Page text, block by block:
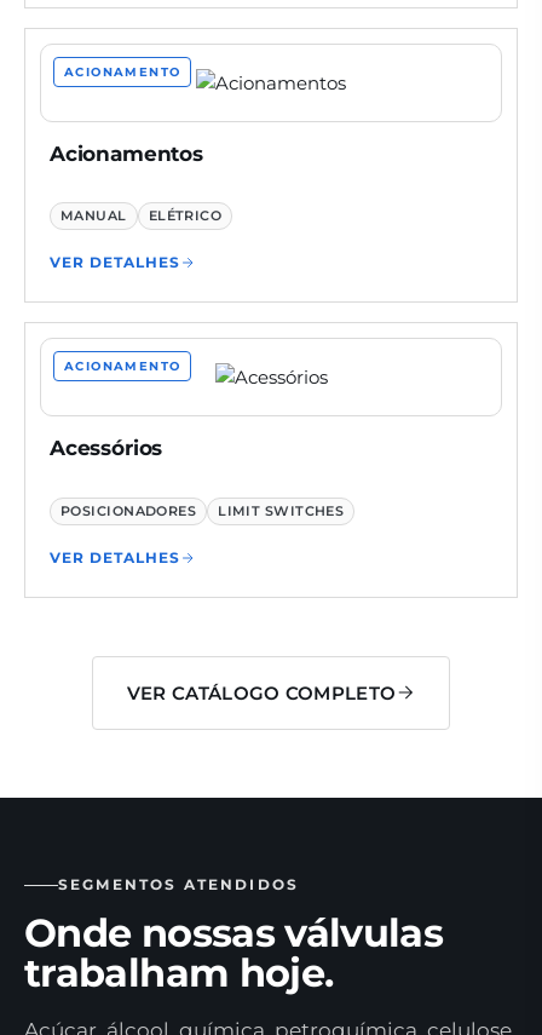
ACIONAMENTO
Acionamentos
MANUAL ELÉTRICO
VER DETALHES
ACIONAMENTO
Acessórios
POSICIONADORES LIMIT SWITCHES
VER DETALHES
VER CATÁLOGO COMPLETO
SEGMENTOS ATENDIDOS
Onde nossas válvulas
trabalham hoje.
Açúcar, álcool, química, petroquímica, celulose,